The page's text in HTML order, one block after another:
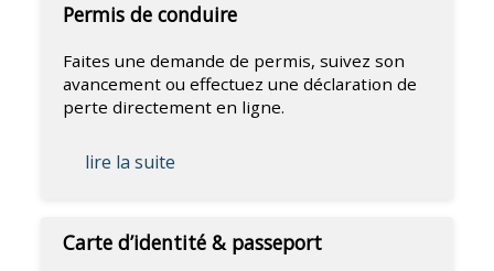
Permis de conduire
Faites une demande de permis, suivez son
avancement ou effectuez une déclaration de
perte directement en ligne.
lire la suite
Carte d’identité & passeport